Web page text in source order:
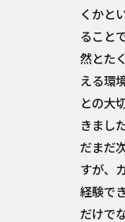
くかと
ること
然とた
える環
との大
きまし
だまだ
すが、
経験で
だけで